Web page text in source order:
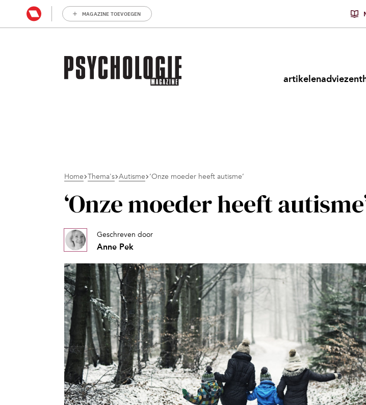
MAGAZINE TOEVOEGEN
artikelenadviezen
Home Thema's Autisme ‘Onze moeder heeft autisme’
‘Onze moeder heeft
Geschreven door
Anne Pek